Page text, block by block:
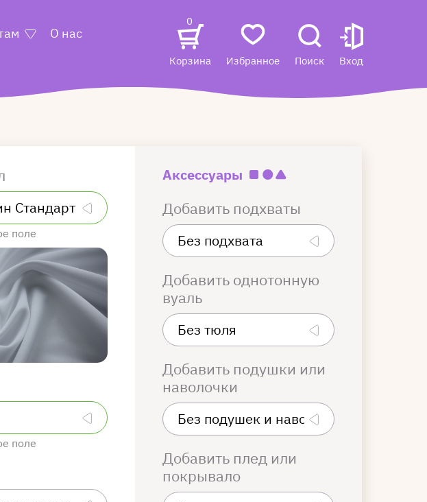
О нас
0
Корзина Избранное Поиск Вход
поле
поле
Аксессуары
Добавить подхваты
Добавить однотонную
вуаль
Добавить подушки или
наволочки
Добавить плед или
покрывало